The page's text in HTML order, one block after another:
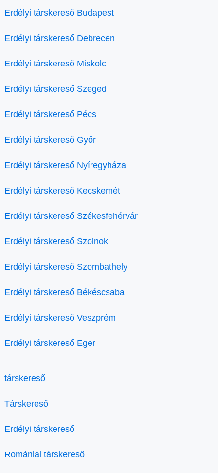
Erdélyi társkereső Budapest
Erdélyi társkereső Debrecen
Erdélyi társkereső Miskolc
Erdélyi társkereső Szeged
Erdélyi társkereső Pécs
Erdélyi társkereső Győr
Erdélyi társkereső Nyíregyháza
Erdélyi társkereső Kecskemét
Erdélyi társkereső Székesfehérvár
Erdélyi társkereső Szolnok
Erdélyi társkereső Szombathely
Erdélyi társkereső Békéscsaba
Erdélyi társkereső Veszprém
Erdélyi társkereső Eger
társkereső
Társkereső
Erdélyi társkereső
Romániai társkereső